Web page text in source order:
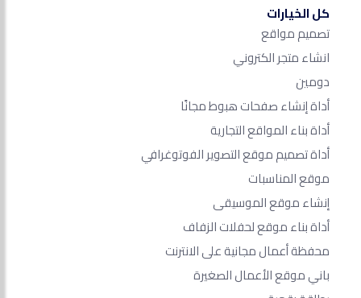
كل الخيارات
تصميم مواقع
انشاء متجر الكتروني
دومين
أداة إنشاء صفحات هبوط مجانًا
أداة بناء المواقع التجارية
أداة تصميم موقع التصوير الفوتوغرافي
موقع المناسبات
إنشاء موقع الموسيقى
أداة بناء موقع لحفلات الزفاف
محفظة أعمال مجانية على الانترنت
باني موقع الأعمال الصغيرة